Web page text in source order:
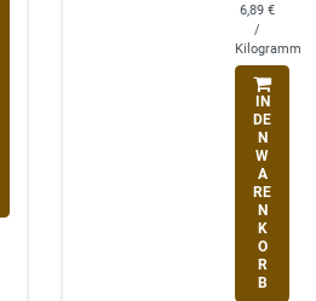
6,89 €
/
Kilogramm
IN
DE
N
W
A
RE
N
K
O
R
B